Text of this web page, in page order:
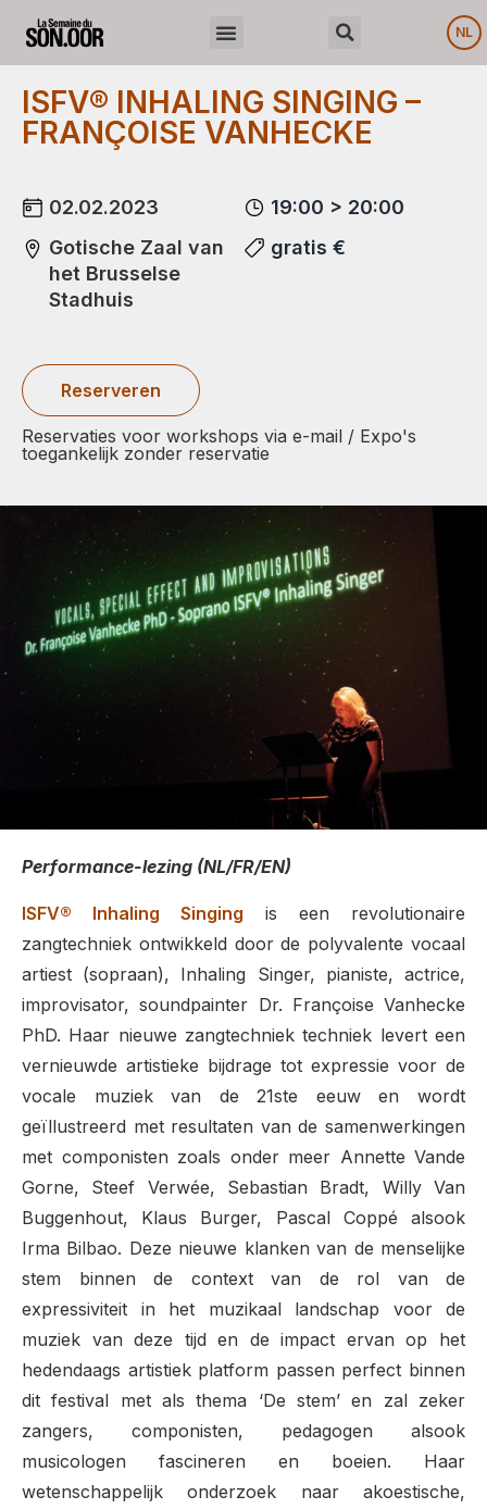
NL
ISFV® INHALING SINGING –
FRANÇOISE VANHECKE
02.02.2023
Gotische Zaal van
het Brusselse
Stadhuis
19:00 > 20:00
gratis €
Reserveren
Reservaties voor workshops via e-mail / Expo's
toegankelijk zonder reservatie
Performance-lezing (NL/FR/EN)
ISFV® Inhaling Singing is een revolutionaire
zangtechniek ontwikkeld door de polyvalente vocaal
artiest (sopraan), Inhaling Singer, pianiste, actrice,
improvisator, soundpainter Dr. Françoise Vanhecke
PhD. Haar nieuwe zangtechniek techniek levert een
vernieuwde artistieke bijdrage tot expressie voor de
vocale muziek van de 21ste eeuw en wordt
geïllustreerd met resultaten van de samenwerkingen
met componisten zoals onder meer Annette Vande
Gorne, Steef Verwée, Sebastian Bradt, Willy Van
Buggenhout, Klaus Burger, Pascal Coppé alsook
Irma Bilbao. Deze nieuwe klanken van de menselijke
stem binnen de context van de rol van de
expressiviteit in het muzikaal landschap voor de
muziek van deze tijd en de impact ervan op het
hedendaags artistiek platform passen perfect binnen
dit festival met als thema ‘De stem’ en zal zeker
zangers, componisten, pedagogen alsook
musicologen fascineren en boeien. Haar
wetenschappelijk onderzoek naar akoestische,